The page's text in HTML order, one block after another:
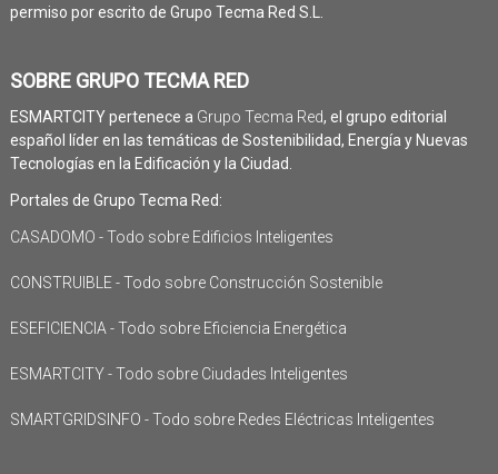
permiso por escrito de Grupo Tecma Red S.L.
SOBRE GRUPO TECMA RED
ESMARTCITY pertenece a Grupo Tecma Red, el grupo editorial
español líder en las temáticas de Sostenibilidad, Energía y Nuevas
Tecnologías en la Edificación y la Ciudad.
Portales de Grupo Tecma Red:
CASADOMO - Todo sobre Edificios Inteligentes
CONSTRUIBLE - Todo sobre Construcción Sostenible
ESEFICIENCIA - Todo sobre Eficiencia Energética
ESMARTCITY - Todo sobre Ciudades Inteligentes
SMARTGRIDSINFO - Todo sobre Redes Eléctricas Inteligentes